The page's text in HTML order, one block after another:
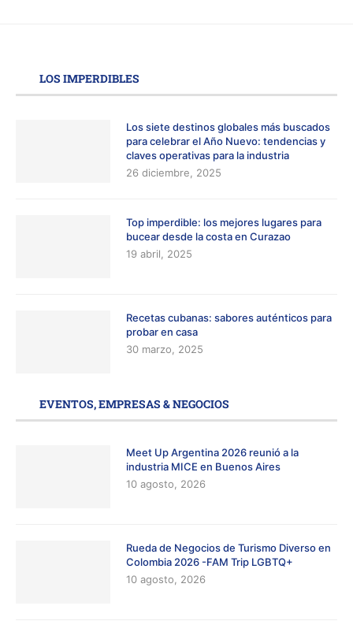
LOS IMPERDIBLES
Los siete destinos globales más buscados
para celebrar el Año Nuevo: tendencias y
claves operativas para la industria
26 diciembre, 2025
Top imperdible: los mejores lugares para
bucear desde la costa en Curazao
19 abril, 2025
Recetas cubanas: sabores auténticos para
probar en casa
30 marzo, 2025
EVENTOS, EMPRESAS & NEGOCIOS
Meet Up Argentina 2026 reunió a la
industria MICE en Buenos Aires
10 agosto, 2026
Rueda de Negocios de Turismo Diverso en
Colombia 2026 -FAM Trip LGBTQ+
10 agosto, 2026